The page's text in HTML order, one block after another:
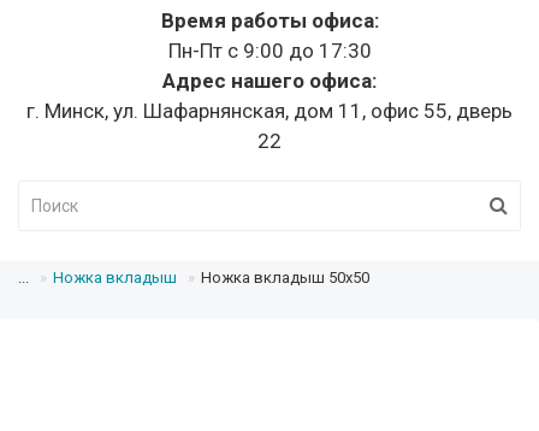
Время работы офиса:
Пн-Пт с 9:00 до 17:30
Адрес нашего офиса:
г. Минск, ул. Шафарнянская, дом 11, офис 55, дверь
22
Ножка вкладыш Ножка вкладыш 50x50